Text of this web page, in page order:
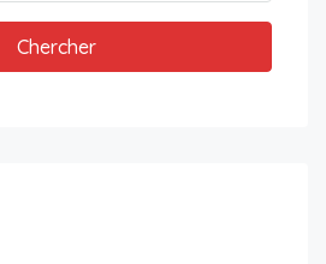
Chercher